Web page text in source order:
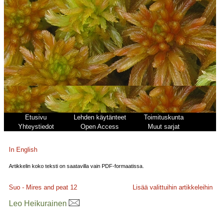
Etusivu Lehden käytänteet
Toimituskunta
Yhteystiedot
Open Access Muut sarjat
In English
Artikkelin koko teksti on saatavilla vain PDF-formaatissa.
Suo - Mires and peat 12 Lisää valittuihin artikkeleihin
Leo Heikurainen